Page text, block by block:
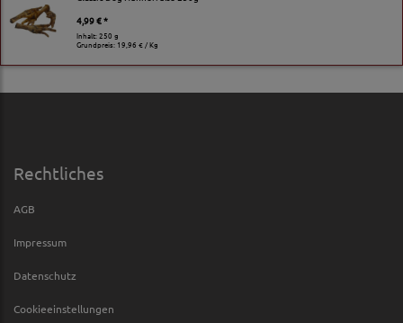
4,99 € *
Inhalt: 250 g
Grundpreis: 19,96 € / Kg
Rechtliches
AGB
Impressum
Datenschutz
Cookieeinstellungen